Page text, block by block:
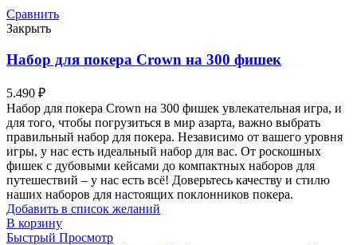
Сравнить
Закрыть
Набор для покера Crown на 300 фишек
5.490 ₽
Набор для покера Crown на 300 фишек увлекательная игра, и
для того, чтобы погрузиться в мир азарта, важно выбрать
правильный набор для покера. Независимо от вашего уровня
игры, у нас есть идеальный набор для вас. От роскошных
фишек с дубовыми кейсами до компактных наборов для
путешествий – у нас есть всё! Доверьтесь качеству и стилю
наших наборов для настоящих поклонников покера.
Добавить в список желаний
В корзину
Быстрый Просмотр